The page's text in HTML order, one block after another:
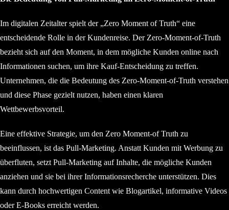
Im digitalen Zeitalter spielt der „Zero Moment of Truth“ eine
entscheidende Rolle in der Kundenreise. Der Zero-Moment-of-Truth
bezieht sich auf den Moment, in dem mögliche Kunden online nach
Informationen suchen, um ihre Kauf-Entscheidung zu treffen.
Unternehmen, die die Bedeutung des Zero-Moment-of-Truth verstehen
und diese Phase gezielt nutzen, haben einen klaren
Wettbewerbsvorteil.
Eine effektive Strategie, um den Zero Moment-of Truth zu
beeinflussen, ist das Pull-Marketing. Anstatt Kunden mit Werbung zu
überfluten, setzt Pull-Marketing auf Inhalte, die mögliche Kunden
anziehen und sie bei ihrer Informationsrecherche unterstützen. Dies
kann durch hochwertigen Content wie Blogartikel, informative Videos
oder E-Books erreicht werden.